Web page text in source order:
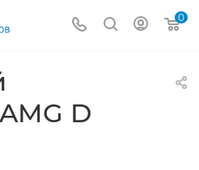
0
D